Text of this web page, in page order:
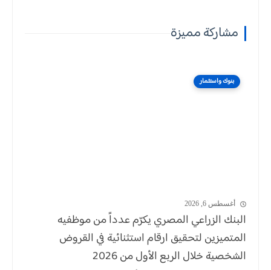
مشاركة مميزة
بنوك واستثمار
أغسطس 6, 2026
البنك الزراعي المصري يكرّم عدداً من موظفيه
المتميزين لتحقيق ارقام استثنائية في القروض
الشخصية خلال الربع الأول من 2026